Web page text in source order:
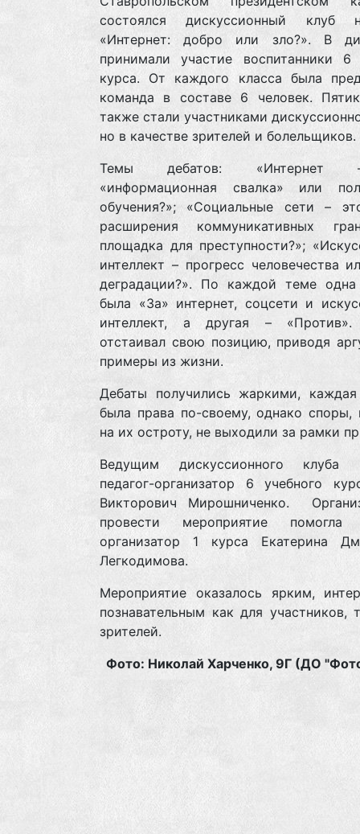
состоялся дискуссионный клуб
«Интернет: добро или зло?». В
принимали участие воспитанники 6
курса. От каждого класса была
команда в составе 6 человек.
также стали участниками
но в качестве зрителей и болельщиков.
Темы дебатов:
«информационная свалка» или
обучения?»; «Социальные сети –
расширения коммуникативных
площадка для преступности?»;
интеллект – прогресс человечества
деградации?». По каждой теме
была «За» интернет, соцсети и
интеллект, а другая –
отстаивал свою позицию, приводя
примеры из жизни.
Дебаты получились жаркими,
была права по-своему, однако споры,
на их остроту, не выходили за рамки
Ведущим дискуссионного клуба
педагог-организатор 6 учебного
Викторович Мирошниченко.
провести мероприятие помогла
организатор 1 курса Екатерина
Легкодимова.
Мероприятие оказалось ярким,
познавательным как для участников,
зрителей.
Фото: Николай Харченко, 9Г (ДО